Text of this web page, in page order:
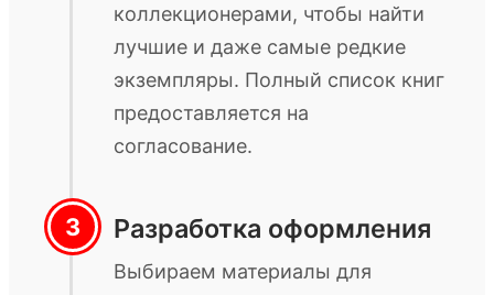
коллекционерами, чтобы найти
лучшие и даже самые редкие
экземпляры. Полный список книг
предоставляется на
согласование.
Разработка оформления
Выбираем материалы для